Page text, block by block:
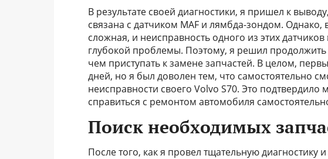
В результате своей диагностики, я пришел к
связана с датчиком MAF и лямбда-зондом.
сложная, и неисправность одного из этих
глубокой проблемы. Поэтому, я решил
чем приступать к замене запчастей. В целом,
дней, но я был доволен тем, что самостоятельно
неисправности своего Volvo S70. Это подтвердило
справиться с ремонтом автомобиля
Поиск необходимых
После того, как я провел тщательную